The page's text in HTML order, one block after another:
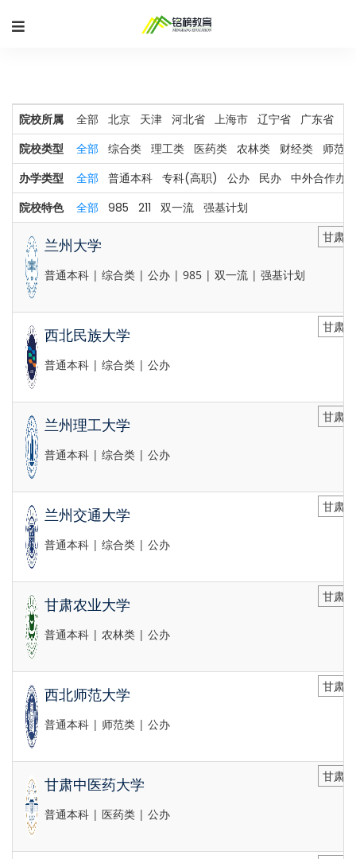
院校所属 全部 北京 天津 河北省 上海市 辽宁省 广东省
院校类型 全部 综合类 理工类 医药类 农林类 财经类 师范类
办学类型 全部 普通本科 专科(高职) 公办 民办 中外合作办
院校特色 全部 985 211 双一流 强基计划
兰州大学
普通本科 | 综合类 | 公办 | 985 | 双一流 | 强基计划
甘肃
西北民族大学
普通本科 | 综合类 | 公办
甘肃
兰州理工大学
普通本科 | 综合类 | 公办
甘肃
兰州交通大学
普通本科 | 综合类 | 公办
甘肃
甘肃农业大学
普通本科 | 农林类 | 公办
甘肃
西北师范大学
普通本科 | 师范类 | 公办
甘肃
甘肃中医药大学
普通本科 | 医药类 | 公办
甘肃